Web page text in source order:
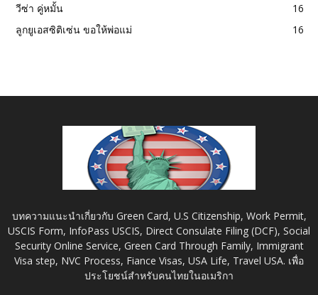
วีซ่า คู่หมั้น
16
ลูกยูเอสซิติเซ่น ขอให้พ่อแม่
16
บทความแนะนำเกี่ยวกับ Green Card, U.S Citizenship, Work Permit,
USCIS Form, InfoPass USCIS, Direct Consulate Filing (DCF), Social
Security Online Service, Green Card Through Family, Immigrant
Visa step, NVC Process, Fiance Visas, USA Life, Travel USA. เพื่อ
ประโยชน์สำหรับคนไทยในอเมริกา